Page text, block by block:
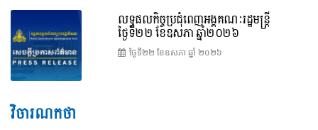
លទ្ធផលកិច្ចប្រជុំពេញអង្គគណៈរដ្ឋមន្រ្តី
ថ្ងៃទី២២ ខែឧសភា ឆ្នាំ២០២៦
ថ្ងៃទី២២ ខែ​ឧសភា ឆ្នាំ ២០២៦
វិចារណកថា